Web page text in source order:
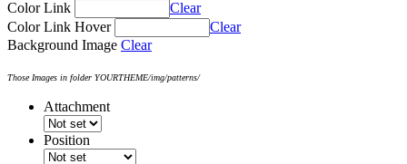
Color Link
Clear
Color Link Hover
Clear
Background Image Clear
Those Images in folder YOURTHEME/img/patterns/
Attachment
Position